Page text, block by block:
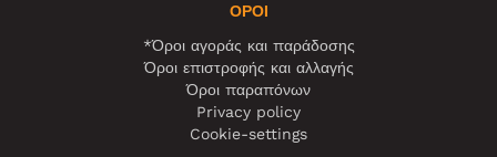
ΌΡΟΙ
*Όροι αγοράς και παράδοσης
Όροι επιστροφής και αλλαγής
Όροι παραπόνων
Privacy policy
Cookie-settings